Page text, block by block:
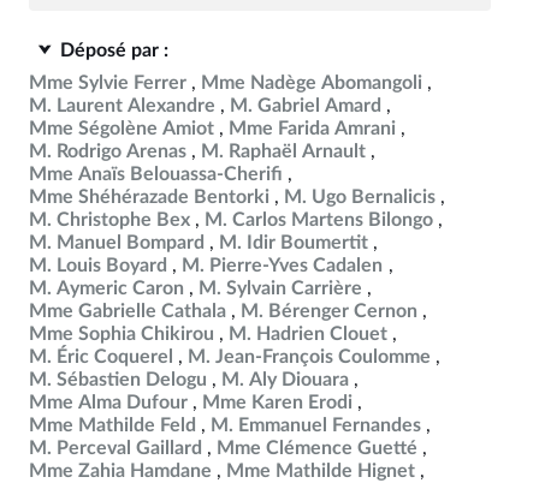
Déposé par :
Mme Sylvie Ferrer
Mme Nadège Abomangoli
M. Laurent Alexandre
M. Gabriel Amard
Mme Ségolène Amiot
Mme Farida Amrani
M. Rodrigo Arenas
M. Raphaël Arnault
Mme Anaïs Belouassa-Cherifi
Mme Shéhérazade Bentorki
M. Ugo Bernalicis
M. Christophe Bex
M. Carlos Martens Bilongo
M. Manuel Bompard
M. Idir Boumertit
M. Louis Boyard
M. Pierre-Yves Cadalen
M. Aymeric Caron
M. Sylvain Carrière
Mme Gabrielle Cathala
M. Bérenger Cernon
Mme Sophia Chikirou
M. Hadrien Clouet
M. Éric Coquerel
M. Jean-François Coulomme
M. Sébastien Delogu
M. Aly Diouara
Mme Alma Dufour
Mme Karen Erodi
Mme Mathilde Feld
M. Emmanuel Fernandes
M. Perceval Gaillard
Mme Clémence Guetté
Mme Zahia Hamdane
Mme Mathilde Hignet